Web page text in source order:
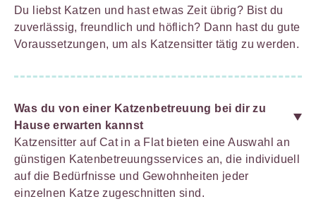
Du liebst Katzen und hast etwas Zeit übrig? Bist du
zuverlässig, freundlich und höflich? Dann hast du gute
Voraussetzungen, um als Katzensitter tätig zu werden.
Was du von einer Katzenbetreuung bei dir zu
Hause erwarten kannst
Katzensitter auf Cat in a Flat bieten eine Auswahl an
günstigen Katenbetreuungsservices an, die individuell
auf die Bedürfnisse und Gewohnheiten jeder
einzelnen Katze zugeschnitten sind.